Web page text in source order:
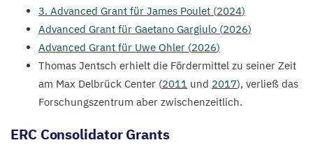
3. Advanced Grant für James Poulet (2024)
Advanced Grant für Gaetano Gargiulo (2026)
Advanced Grant für Uwe Ohler (2026)
Thomas Jentsch erhielt die Fördermittel zu seiner Zeit
am Max Delbrück Center (2011 und 2017), verließ das
Forschungszentrum aber zwischenzeitlich.
ERCConsolidator Grants